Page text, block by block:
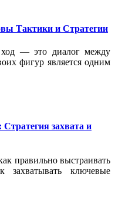
Тактики и Стратегии
— это диалог между
фигур является одним
захвата и
правильно выстраивать
захватывать ключевые